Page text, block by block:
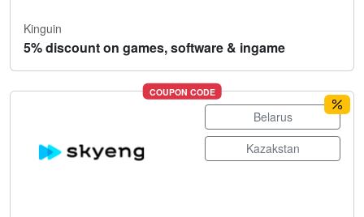
Kinguin
5% discount on games, software & ingame
COUPON CODE
Belarus
Kazakstan